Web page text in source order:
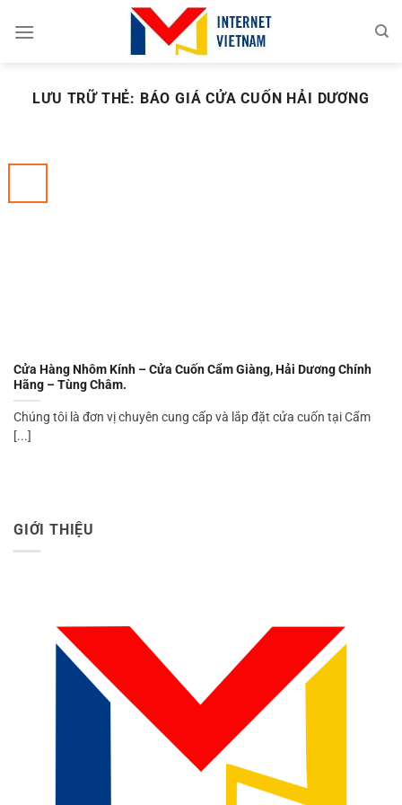
đến
LƯU TRỮ THẺ: BÁO GIÁ CỬA CUỐN HẢI DƯƠNG
Cửa Hàng Nhôm Kính – Cửa Cuốn Cẩm Giàng, Hải Dương Chính
Hãng – Tùng Châm.
Chúng tôi là đơn vị chuyên cung cấp và lắp đặt cửa cuốn tại Cẩm
[...]
GIỚI THIỆU